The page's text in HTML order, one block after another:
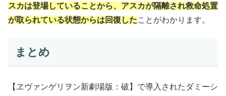
スカは登場していることから、アスカが隔離され救命処置
が取られている状態からは回復したことがわかります。
まとめ
【ヱヴァンゲリヲン新劇場版：破】で導入されたダミーシ